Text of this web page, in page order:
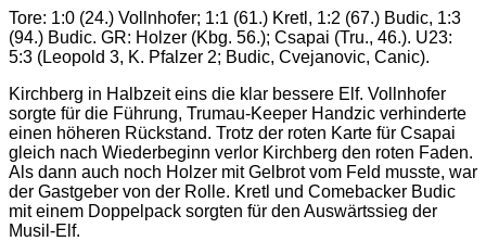
Tore: 1:0 (24.) Vollnhofer; 1:1 (61.) Kretl, 1:2 (67.) Budic, 1:3
(94.) Budic. GR: Holzer (Kbg. 56.); Csapai (Tru., 46.). U23:
5:3 (Leopold 3, K. Pfalzer 2; Budic, Cvejanovic, Canic).
Kirchberg in Halbzeit eins die klar bessere Elf. Vollnhofer
sorgte für die Führung, Trumau-Keeper Handzic verhinderte
einen höheren Rückstand. Trotz der roten Karte für Csapai
gleich nach Wiederbeginn verlor Kirchberg den roten Faden.
Als dann auch noch Holzer mit Gelbrot vom Feld musste, war
der Gastgeber von der Rolle. Kretl und Comebacker Budic
mit einem Doppelpack sorgten für den Auswärtssieg der
Musil-Elf.